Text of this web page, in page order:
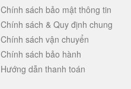
Chính sách bảo mật thông tin
Chính sách & Quy định chung
Chính sách vận chuyển
Chính sách bảo hành
Hướng dẫn thanh toán